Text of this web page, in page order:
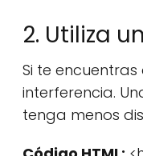
2. Utiliza
Si te
interferencia.
tenga menos